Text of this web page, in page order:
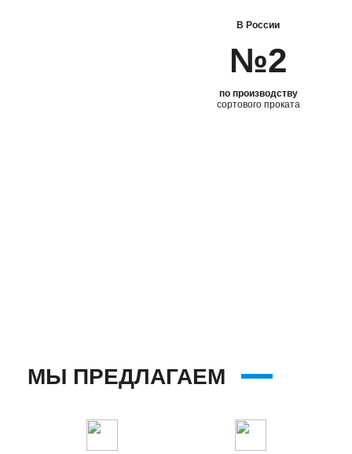
В России
№2
по производству
сортового проката
МЫ ПРЕДЛАГАЕМ